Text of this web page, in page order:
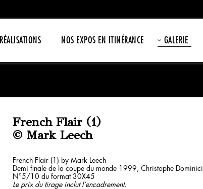
RÉALISATIONS NOS EXPOS EN ITINÉRANCE GALERIE
French Flair (1)
© Mark Leech
French Flair (1) by Mark Leech
Demi finale de la coupe du monde 1999, Christophe Dominici
N°5/10 du format 30X45
Le prix du tirage inclut l’encadrement.